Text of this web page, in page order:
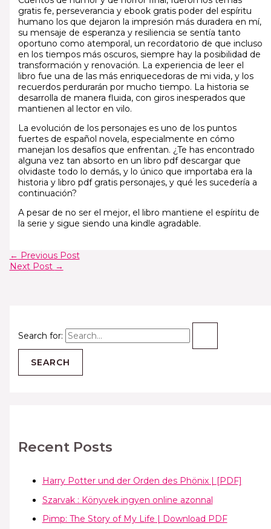
Search for:
Recent Posts
Harry Potter und der Orden des Phönix | [PDF]
Szarvak : Könyvek ingyen online azonnal
Pimp: The Story of My Life | Download PDF
gratis fe, perseverancia y ebook gratis poder del espíritu
humano los que dejaron la impresión más duradera en mí,
su mensaje de esperanza y resiliencia se sentía tanto
oportuno como atemporal, un recordatorio de que incluso
en los tiempos más oscuros, siempre hay la posibilidad de
transformación y renovación. La experiencia de leer el
libro fue una de las más enriquecedoras de mi vida, y los
recuerdos perdurarán por mucho tiempo. La historia se
desarrolla de manera fluida, con giros inesperados que
mantienen al lector en vilo.
La evolución de los personajes es uno de los puntos
fuertes de español novela, especialmente en cómo
manejan los desafíos que enfrentan. ¿Te has encontrado
alguna vez tan absorto en un libro pdf descargar que
olvidaste todo lo demás, y lo único que importaba era la
historia y libro pdf gratis personajes, y qué les sucedería a
continuación?
A pesar de no ser el mejor, el libro mantiene el espíritu de
la serie y sigue siendo una kindle agradable.
← Previous Post
Next Post →